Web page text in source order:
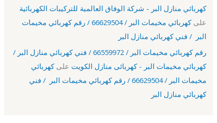
كهربائي منازل البر - شركة الوفاق العالمية للتركيبات الكهربائية
على
كهربائي مخيمات البر / 66629504 / رقم كهربائي مخيمات
البر / فني كهربائي منازل البر
رقم كهربائي مخيمات البر / 66559972 / فني كهربائي منازل البر /
كهربائي مخيمات البر - كهربائى منازل الكويت علىكهربائي
مخيمات البر / 66629504 / رقم كهربائي مخيمات البر / فني
كهربائي منازل البر